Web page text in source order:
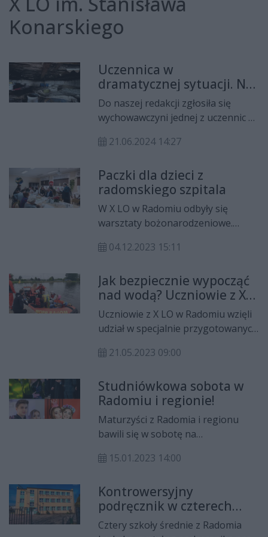
Konarskiego
Uczennica w
dramatycznej sytuacji. Na
pomoc ruszyła
wychowawczyni
Do naszej redakcji zgłosiła się
wychowawczyni jednej z uczennic X
Rodzinny dom Oliwii został
względu na trudną sytuację
materialną, rodzina nie jest w
stanie sama dokonać napraw.
21.06.2024 14:27
Paczki dla dzieci z
radomskiego szpitala
W X LO w Radomiu odbyły się
warsztaty bożonarodzeniowe.
paczkami mikołajkowymi trafią do
Radomskiego Szpitala
Specjalistycznego.
04.12.2023 15:11
Jak bezpiecznie wypocząć
nad wodą? Uczniowie z X
LO już wiedzą!
Uczniowie z X LO w Radomiu wzięli
udział w specjalnie przygotowanych
Tematyką spotkania był bezpieczny
21.05.2023 09:00
Studniówkowa sobota w
Radomiu i regionie!
Maturzyści z Radomia i regionu
bawili się w sobotę na
Towarzyszyliśmy im podczas tego
CoZaDzień.pl możecie obejrzeć
obszerne galerie zdjęć, a także
relacje wideo. Podczas studniówek
15.01.2023 14:00
Kontrowersyjny
podręcznik w czterech
radomskich szkołach
Cztery szkoły średnie z Radomia